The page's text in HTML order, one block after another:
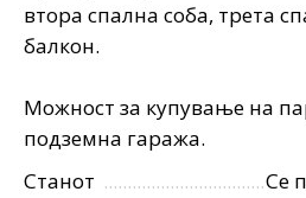
втора спална соба, трета
балкон.
Можност за купување на
подземна гаража.
Станот
Се